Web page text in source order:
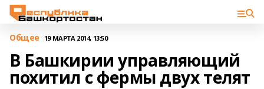
Общее 19 МАРТА 2014, 13:50
В Башкирии управляющий
похитил с фермы двух телят